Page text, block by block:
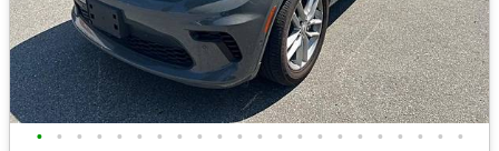
• • • • • • • • • • • • • • • • • • • • • •